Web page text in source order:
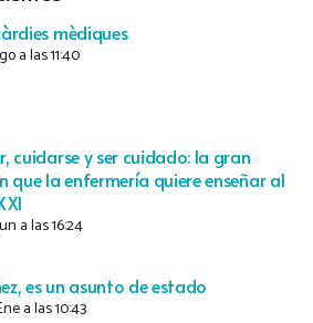
mèdiques
a las 11:40
cuidarse y ser cuidado: la gran
que la enfermería quiere enseñar al
a las 16:24
es un asunto de estado
a las 10:43